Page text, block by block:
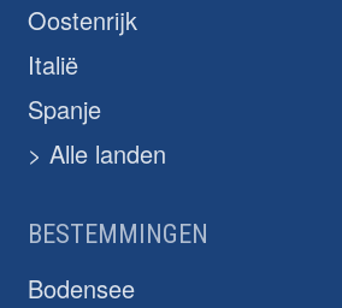
Oostenrijk
Italië
Spanje
> Alle landen
BESTEMMINGEN
Bodensee